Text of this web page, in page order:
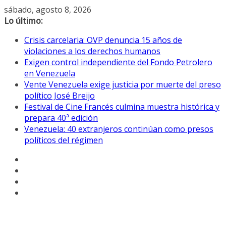
Saltar
al
sábado, agosto 8, 2026
Lo último:
Crisis carcelaria: OVP denuncia 15 años de
violaciones a los derechos humanos
Exigen control independiente del Fondo Petrolero
en Venezuela
Vente Venezuela exige justicia por muerte del preso
político José Breijo
Festival de Cine Francés culmina muestra histórica y
prepara 40ª edición
Venezuela: 40 extranjeros continúan como presos
políticos del régimen